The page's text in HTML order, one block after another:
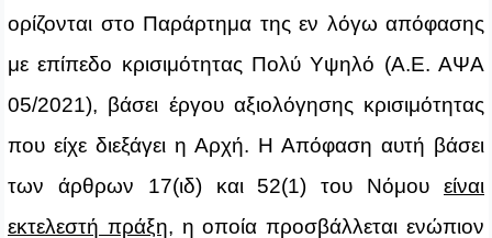
ορίζονται στο Παράρτημα της εν λόγω απόφασης
με επίπεδο κρισιμότητας Πολύ Υψηλό (Α.Ε. ΑΨΑ
05/2021), βάσει έργου αξιολόγησης κρισιμότητας
που είχε διεξάγει η Αρχή. Η Απόφαση αυτή βάσει
των άρθρων 17(ιδ) και 52(1) του Νόμου είναι
εκτελεστή πράξη, η οποία προσβάλλεται ενώπιον